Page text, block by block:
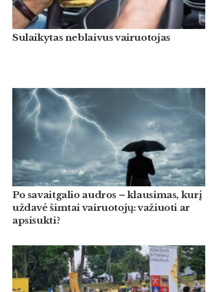
Sulaikytas neblaivus vairuotojas
Po savaitgalio audros – klausimas, kurį
uždavė šimtai vairuotojų: važiuoti ar
apsisukti?